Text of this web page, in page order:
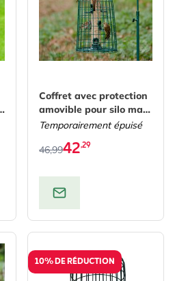
Coffret avec protection
amovible pour silo maxi
6 ouvertures
Temporairement épuisé
46,9942,29
10% DE RÉDUCTION